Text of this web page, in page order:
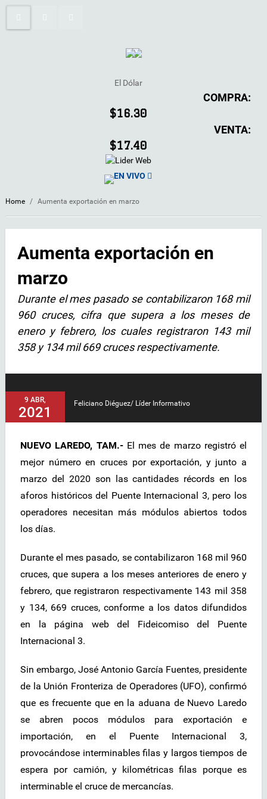
El Dólar
COMPRA:
$16.30
VENTA:
$17.40
EN VIVO
Home / Aumenta exportación en marzo
Aumenta exportación en
marzo
Durante el mes pasado se contabilizaron 168 mil
960 cruces, cifra que supera a los meses de
enero y febrero, los cuales registraron 143 mil
358 y 134 mil 669 cruces respectivamente.
9 ABR,
2021
Feliciano Diéguez/ Líder Informativo
NUEVO LAREDO, TAM.-El mes de marzo registró el
mejor número en cruces por exportación, y junto a
marzo del 2020 son las cantidades récords en los
aforos históricos del Puente Internacional 3, pero los
operadores necesitan más módulos abiertos todos
los días.
Durante el mes pasado, se contabilizaron 168 mil 960
cruces, que supera a los meses anteriores de enero y
febrero, que registraron respectivamente 143 mil 358
y 134, 669 cruces, conforme a los datos difundidos
en la página web del Fideicomiso del Puente
Internacional 3.
Sin embargo, José Antonio García Fuentes, presidente
de la Unión Fronteriza de Operadores (UFO), confirmó
que es frecuente que en la aduana de Nuevo Laredo
se abren pocos módulos para exportación e
importación, en el Puente Internacional 3,
provocándose interminables filas y largos tiempos de
espera por camión, y kilométricas filas porque es
interminable el cruce de mercancías.